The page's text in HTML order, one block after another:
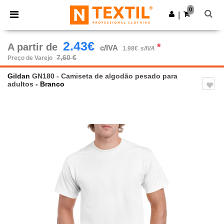
× App Ntextil
Melhores preços na app!
Obter app
0
A partir de 2.43€ c/IVA 1.98€ s/IVA *
Preço de Varejo 7,60 €
Gildan GN180 - Camiseta de algodão pesado para
adultos - Branco